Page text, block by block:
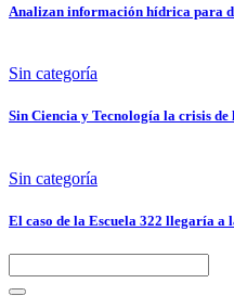
Analizan información hídrica para
Sin categoría
Sin Ciencia y Tecnología la crisis
Sin categoría
El caso de la Escuela 322 llegaría a